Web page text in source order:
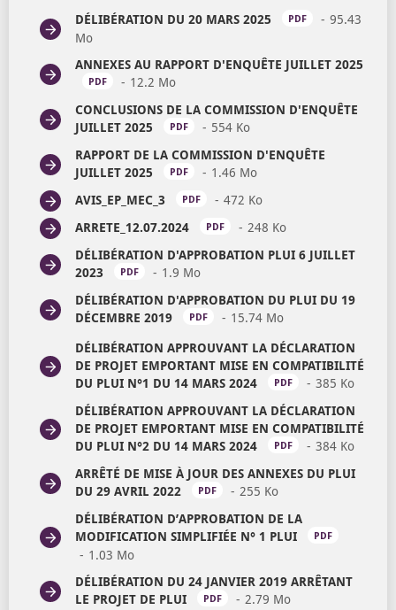
DÉLIBÉRATION DU 20 MARS 2025
PDF
95.43
Mo
ANNEXES AU RAPPORT D'ENQUÊTE JUILLET 2025
PDF 12.2 Mo
CONCLUSIONS DE LA COMMISSION D'ENQUÊTE
JUILLET 2025
PDF 554 Ko
RAPPORT DE LA COMMISSION D'ENQUÊTE
JUILLET 2025
PDF 1.46 Mo
AVIS_EP_MEC_3
PDF 472 Ko
ARRETE_12.07.2024
PDF 248 Ko
DÉLIBÉRATION D'APPROBATION PLUI 6 JUILLET
2023
PDF 1.9 Mo
DÉLIBÉRATION D'APPROBATION DU PLUI DU 19
DÉCEMBRE 2019
PDF 15.74 Mo
DÉLIBÉRATION APPROUVANT LA DÉCLARATION
DE PROJET EMPORTANT MISE EN COMPATIBILITÉ
DU PLUI N°1 DU 14 MARS 2024
PDF 385 Ko
DÉLIBÉRATION APPROUVANT LA DÉCLARATION
DE PROJET EMPORTANT MISE EN COMPATIBILITÉ
DU PLUI N°2 DU 14 MARS 2024
PDF 384 Ko
ARRÊTÉ DE MISE À JOUR DES ANNEXES DU PLUI
DU 29 AVRIL 2022
PDF 255 Ko
DÉLIBÉRATION D’APPROBATION DE LA
MODIFICATION SIMPLIFIÉE N° 1 PLUI
PDF
1.03 Mo
DÉLIBÉRATION DU 24 JANVIER 2019 ARRÊTANT
LE PROJET DE PLUI
PDF 2.79 Mo